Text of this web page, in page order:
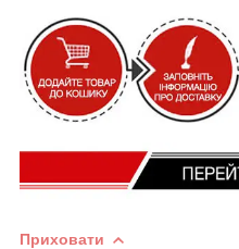
Приховати